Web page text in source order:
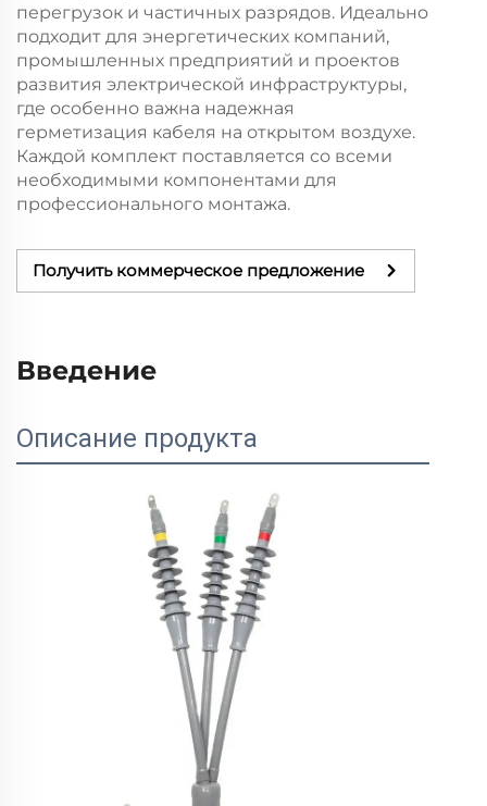
перегрузок и частичных разрядов. Идеально
подходит для энергетических компаний,
промышленных предприятий и проектов
развития электрической инфраструктуры,
где особенно важна надежная
герметизация кабеля на открытом воздухе.
Каждой комплект поставляется со всеми
необходимыми компонентами для
профессионального монтажа.
Получить коммерческое предложение
Введение
Описание продукта